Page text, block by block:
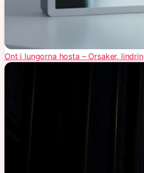
Ont i lungorna hosta – Orsaker,